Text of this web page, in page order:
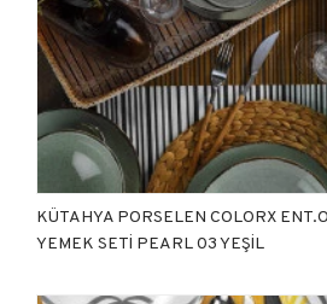
KÜTAHYA PORSELEN COLORX
YEMEK SETİ PEARL 03 YEŞİL